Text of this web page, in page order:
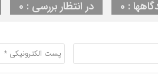
: 0 در انتظار بررسی : 0